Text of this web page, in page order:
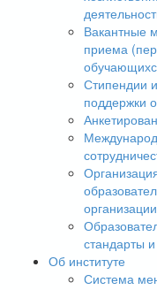
Вакантные
приема
Стипендии
поддержки
организации
стандарты
Об институте
Система